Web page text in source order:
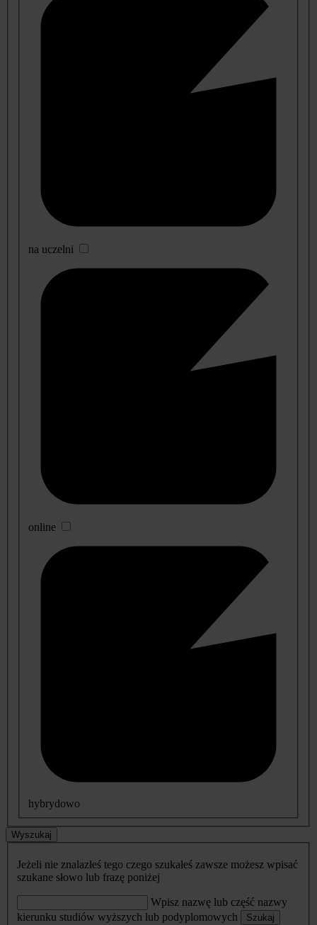
na uczelni
online
hybrydowo
Wyszukaj
Jeżeli nie znalazłeś tego czego szukałeś zawsze możesz wpisać
szukane słowo lub frazę poniżej
Wpisz nazwę lub część nazwy
kierunku studiów wyższych lub podyplomowych
Szukaj